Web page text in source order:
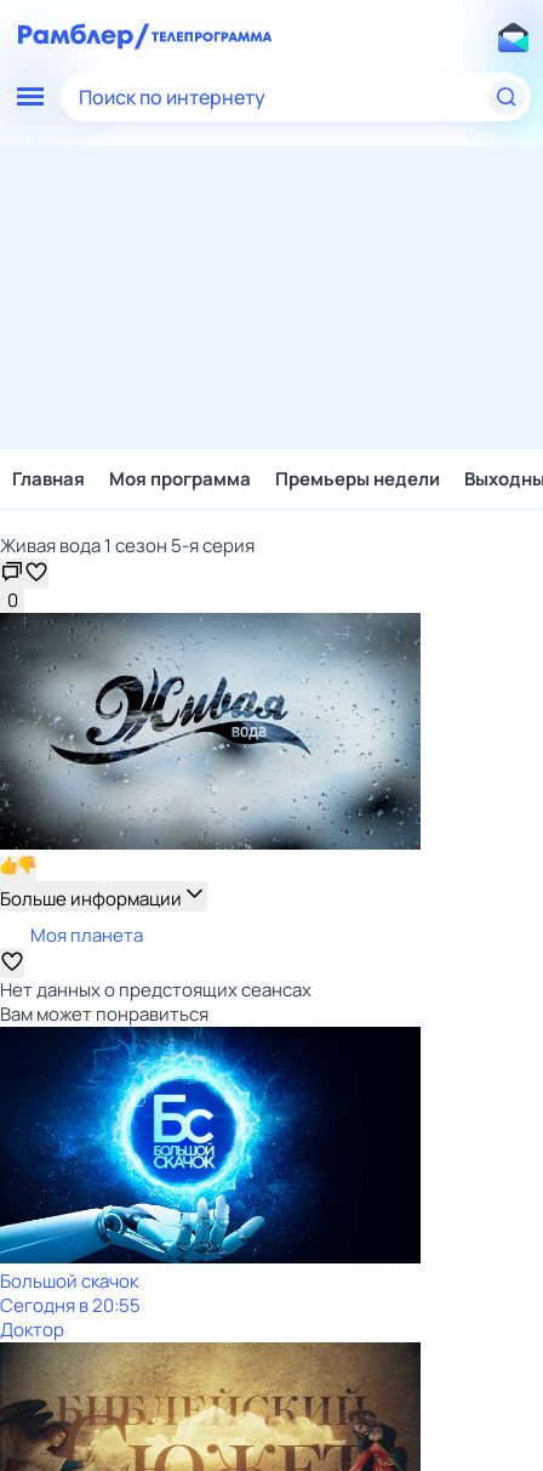
Поиск по интернету
Главная Моя программа Премьеры недели
Живая вода 1 сезон 5-я серия
0
Больше информации
Моя планета
Нет данных о предстоящих сеансах
Вам может понравиться
Большой скачок
Сегодня в 20:55
Доктор